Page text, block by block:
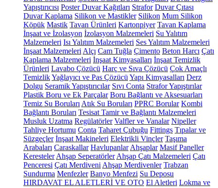
Yapıştırıcısı Poster Duvar Kağıtları Strafor Duvar Çıtası
Duvar Kaplama Silikon ve Mastikler Silikon Mum Silikon
Köpük Mastik Tavan Ürünleri Kartonpiyer Tavan Kaplama
İnşaat ve İzolasyon İzolasyon Malzemeleri Su Yalıtım
Malzemeleri Isı Yalıtım Malzemeleri Ses Yalıtım Malzemeleri
İnşaat Malzemeleri Alçı Cam Tuğla Çimento Beton Harcı Çatı
Kaplama Malzemeleri İnşaat Kimyasalları İnşaat Temizlik
Ürünleri Lavabo Çözücü Harç ve Sıva Çözücü Çok Amaçlı
TemizlikYağlayıcı ve Pas Çözücü Yapı Kimyasalları Derz
Dolgu Seramik Yapıştırıcılar Sıvı Conta Strafor Yapıştırılar
Plastik Boru ve Ek Parçalar Boru Bağlantı ve Aksesuarları
Temiz Su Boruları Atık Su Boruları PPRC Borular Kombi
Bağlantı Boruları Tesisat Tamir ve Bağlantı Malzemeleri
Musluk Uzatma Regülatörler Valfler ve Vanalar Nipeller
Tahliye Hortumu Conta Taharet Çubuğu Fittings Tıpalar ve
Süzgeçler İnşaat Makineleri Elektrikli Vinçler Taşıma
Arabaları Caraskallar Havlupanlar Ahşaplar Masif Paneller
Keresteler Ahşap Seperatörler Ahşap Çatı Malzemeleri Çatı
Penceresi Çatı Merdiveni Ahşap Merdivenler Trabzan
Sundurma Menfezler Banyo Menfezi Su Deposu
HIRDAVAT EL ALETLERİ VE OTO El Aletleri Lokma ve